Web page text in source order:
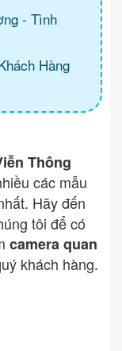
- Tình
Hàng
Thông
các mẫu
Hãy đến
tôi để có
camera quan
khách hàng.